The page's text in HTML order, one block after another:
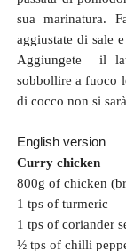
sua marinatura.
aggiustate di sale
Aggiungete il
sobbollire a fuoco
di cocco non si
English version
Curry chicken
800g of chicken
1 tps of turmeric
1 tps of coriander
½ tps of chilli